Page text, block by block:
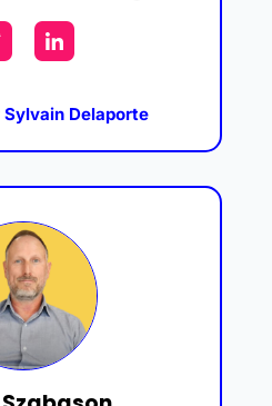
Sylvain Delaporte